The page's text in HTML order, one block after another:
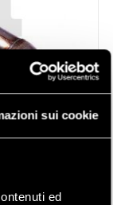
sui cookie
ed